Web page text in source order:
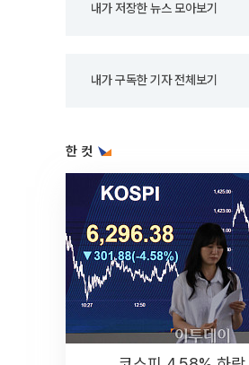
내가 저장한 뉴스 모아보기
내가 구독한 기자 전체보기
한 컷